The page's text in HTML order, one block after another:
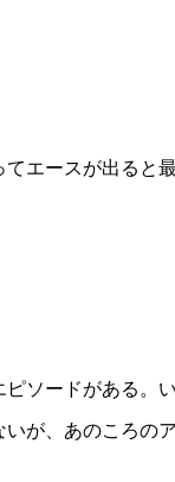
てエースが出ると
ソードがある。い
が、あのころのア